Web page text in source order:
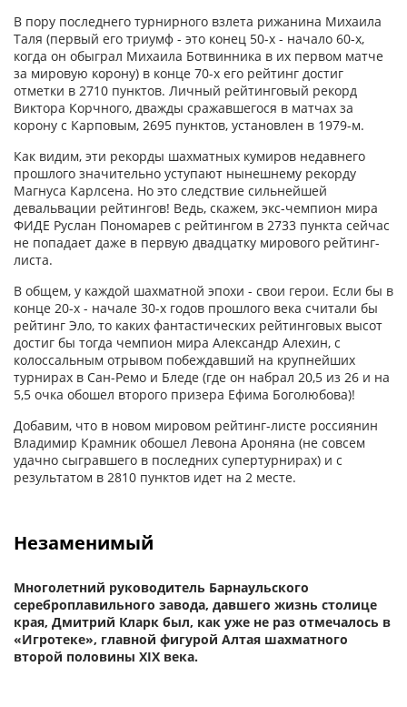
В пору последнего турнирного взлета рижанина Михаила
Таля (первый его триумф - это конец 50-х - начало 60-х,
когда он обыграл Михаила Ботвинника в их первом матче
за мировую корону) в конце 70-х его рейтинг достиг
отметки в 2710 пунктов. Личный рейтинговый рекорд
Виктора Корчного, дважды сражавшегося в матчах за
корону с Карповым, 2695 пунктов, установлен в 1979-м.
Как видим, эти рекорды шахматных кумиров недавнего
прошлого значительно уступают нынешнему рекорду
Магнуса Карлсена. Но это следствие сильнейшей
девальвации рейтингов! Ведь, скажем, экс-чемпион мира
ФИДЕ Руслан Пономарев с рейтингом в 2733 пункта сейчас
не попадает даже в первую двадцатку мирового рейтинг-
листа.
В общем, у каждой шахматной эпохи - свои герои. Если бы в
конце 20-х - начале 30-х годов прошлого века считали бы
рейтинг Эло, то каких фантастических рейтинговых высот
достиг бы тогда чемпион мира Александр Алехин, с
колоссальным отрывом побеждавший на крупнейших
турнирах в Сан-Ремо и Бледе (где он набрал 20,5 из 26 и на
5,5 очка обошел второго призера Ефима Боголюбова)!
Добавим, что в новом мировом рейтинг-листе россиянин
Владимир Крамник обошел Левона Ароняна (не совсем
удачно сыгравшего в последних супертурнирах) и с
результатом в 2810 пунктов идет на 2 месте.
Незаменимый
Многолетний руководитель Барнаульского
сереброплавильного завода, давшего жизнь столице
края, Дмитрий Кларк был, как уже не раз отмечалось в
«Игротеке», главной фигурой Алтая шахматного
второй половины XIX века.